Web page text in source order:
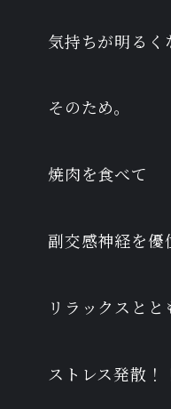
気持ちが明るく
そのため。
焼肉を食べて
副交感神経を優
リラックスとと
ストレス発散！